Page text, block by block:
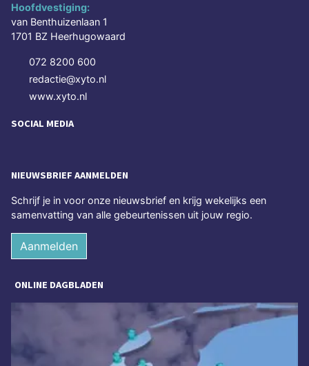
Hoofdvestiging:
van Benthuizenlaan 1
1701 BZ Heerhugowaard
072 8200 600
redactie@xyto.nl
www.xyto.nl
SOCIAL MEDIA
NIEUWSBRIEF AANMELDEN
Schrijf je in voor onze nieuwsbrief en krijg wekelijks een
samenvatting van alle gebeurtenissen uit jouw regio.
Aanmelden
ONLINE DAGBLADEN